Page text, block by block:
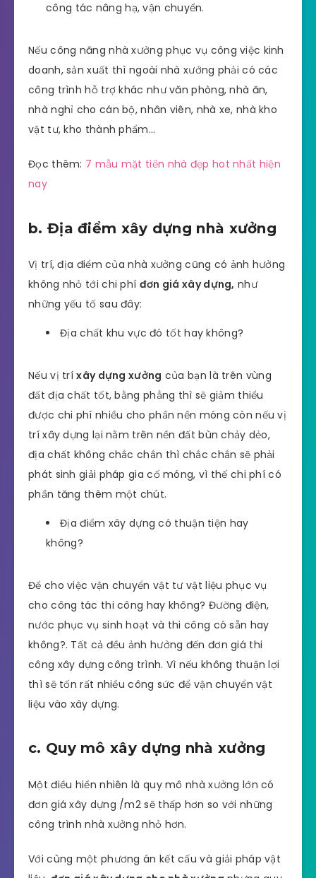
công tác nâng hạ, vận chuyển.
Nếu công năng nhà xưởng phục vụ công việc kinh
doanh, sản xuất thì ngoài nhà xưởng phải có các
công trình hỗ trợ khác như văn phòng, nhà ăn,
nhà nghỉ cho cán bộ, nhân viên, nhà xe, nhà kho
vật tư, kho thành phẩm…
Đọc thêm: 7 mẫu mặt tiền nhà đẹp hot nhất hiện
nay
b. Địa điểm xây dựng nhà xưởng
Vị trí, địa điểm của nhà xưởng cũng có ảnh hưởng
không nhỏ tới chi phí đơn giá xây dựng, như
những yếu tố sau đây:
Địa chất khu vực đó tốt hay không?
Nếu vị tríxây dựng xưởng của bạn là trên vùng
đất địa chất tốt, bằng phẳng thì sẽ giảm thiểu
được chi phí nhiều cho phần nền móng còn nếu vị
trí xây dựng lại nằm trên nền đất bùn chảy dẻo,
địa chất không chắc chắn thì chắc chắn sẽ phải
phát sinh giải pháp gia cố móng, vì thế chi phí có
phần tăng thêm một chút.
Địa điểm xây dựng có thuận tiện hay
không?
Để cho việc vận chuyển vật tư vật liệu phục vụ
cho công tác thi công hay không? Đường điện,
nước phục vụ sinh hoạt và thi công có sẵn hay
không?. Tất cả đều ảnh hưởng đến đơn giá thi
công xây dựng công trình. Vì nếu không thuận lợi
thì sẽ tốn rất nhiều công sức để vận chuyển vật
liệu vào xây dựng.
c. Quy mô xây dựng nhà xưởng
Một điều hiển nhiên là quy mô nhà xưởng lớn có
đơn giá xây dựng /m2 sẽ thấp hơn so với những
công trình nhà xưởng nhỏ hơn.
Với cùng một phương án kết cấu và giải pháp vật